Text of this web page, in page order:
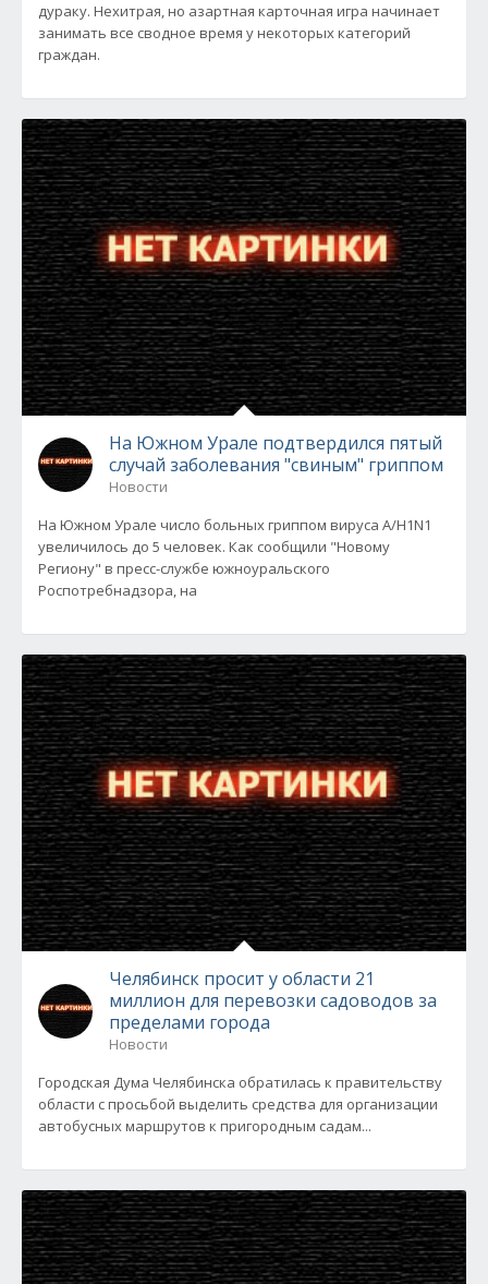
дураку. Нехитрая, но азартная карточная игра начинает
занимать все сводное время у некоторых категорий
граждан.
На Южном Урале подтвердился пятый
случай заболевания "свиным" гриппом
Новости
На Южном Урале число больных гриппом вируса А/H1N1
увеличилось до 5 человек. Как сообщили "Новому
Региону" в пресс-службе южноуральского
Роспотребнадзора, на
Челябинск просит у области 21
миллион для перевозки садоводов за
пределами города
Новости
Городская Дума Челябинска обратилась к правительству
области с просьбой выделить средства для организации
автобусных маршрутов к пригородным садам...